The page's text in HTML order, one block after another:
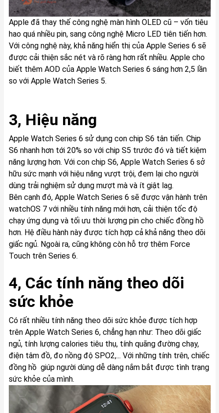
Apple đã thay thế công nghệ màn hình OLED cũ – vốn tiêu
hao quá nhiều pin, sang công nghệ Micro LED tiên tiến hơn.
Với công nghệ này, khả năng hiển thị của Apple Series 6 sẽ
được cải thiện sắc nét và rõ ràng hơn rất nhiều. Apple cho
biết thêm AOD của Apple Watch Series 6 sáng hơn 2,5 lần
so với Apple Watch Series 5.
3, Hiệu năng
Apple Watch Series 6 sử dụng con chip S6 tân tiến. Chip
S6 nhanh hơn tới 20% so với chip S5 trước đó và tiết kiệm
năng lượng hơn. Với con chip S6, Apple Watch Series 6 sở
hữu sức mạnh với hiệu năng vượt trội, đem lại cho người
dùng trải nghiệm sử dụng mượt mà và ít giật lag.
Bên cạnh đó, Apple Watch Series 6 sẽ được vận hành trên
watchOS 7 với nhiều tính năng mới hơn, cải thiện tốc độ
chạy ứng dụng và tối ưu thời lượng pin cho chiếc đồng hồ
hơn. Hệ điều hành này được tích hợp cả khả năng theo dõi
giấc ngủ. Ngoài ra, cũng không còn hỗ trợ thêm Force
Touch trên Series 6.
4, Các tính năng theo dõi
sức khỏe
Có rất nhiều tính năng theo dõi sức khỏe được tích hợp
trên Apple Watch Series 6, chẳng hạn như: Theo dõi giấc
ngủ, tính lượng calories tiêu thụ, tính quãng đường chạy,
điện tâm đồ, đo nồng độ SPO2,... Với những tính trên, chiếc
đồng hồ giúp người dùng dễ dàng nắm bắt được tình trạng
sức khỏe của mình.